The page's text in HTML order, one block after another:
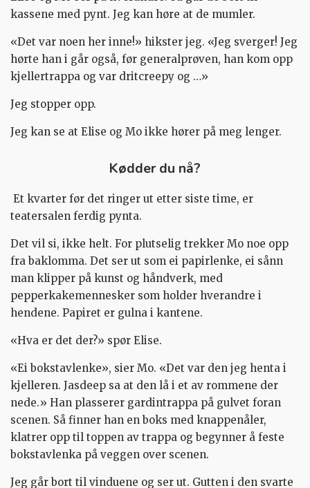
kassene med pynt. Jeg kan høre at de mumler.
«Det var noen her inne!» hikster jeg. «Jeg sverger! Jeg
hørte han i går også, før generalprøven, han kom opp
kjellertrappa og var dritcreepy og …»
Jeg stopper opp.
Jeg kan se at Elise og Mo ikke hører på meg lenger.
Kødder du nå?
Et kvarter før det ringer ut etter siste time, er
teatersalen ferdig pynta.
Det vil si, ikke helt. For plutselig trekker Mo noe opp
fra baklomma. Det ser ut som ei papirlenke, ei sånn
man klipper på kunst og håndverk, med
pepperkakemennesker som holder hverandre i
hendene. Papiret er gulna i kantene.
«Hva er det der?» spør Elise.
«Ei bokstavlenke», sier Mo. «Det var den jeg henta i
kjelleren. Jasdeep sa at den lå i et av rommene der
nede.» Han plasserer gardintrappa på gulvet foran
scenen. Så finner han en boks med knappenåler,
klatrer opp til toppen av trappa og begynner å feste
bokstavlenka på veggen over scenen.
Jeg går bort til vinduene og ser ut. Gutten i den svarte